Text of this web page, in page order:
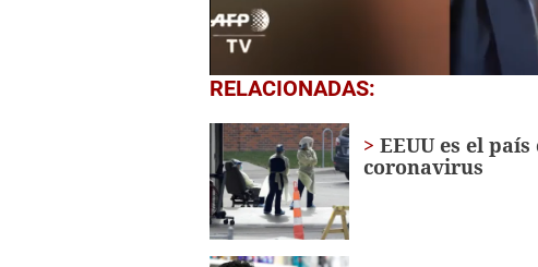
0
of
minute,
0 Volume
0%
RELACIONADAS:
EEUU es el
coronavirus